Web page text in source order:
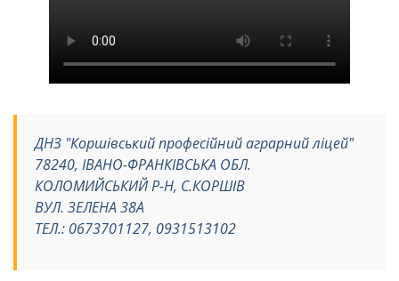
ДНЗ "Коршівський професійний аграрний ліцей"
78240, ІВАНО-ФРАНКІВСЬКА ОБЛ.
КОЛОМИЙСЬКИЙ Р-Н, С.КОРШІВ
ВУЛ. ЗЕЛЕНА 38А
ТЕЛ.: 0673701127, 0931513102